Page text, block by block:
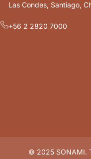
Las Condes, Santiago,
+56 2 2820 7000
© 2025 SONAMI.